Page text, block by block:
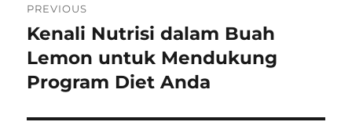
navigation
PREVIOUS
Previous
post:
Kenali Nutrisi dalam Buah
Lemon untuk Mendukung
Program Diet Anda